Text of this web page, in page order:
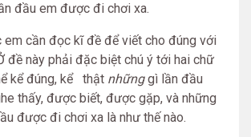
đầu em được đi chơi xa.
em cần đọc kĩ đề để viết cho đúng với
đề này phải đặc biệt chú ý tới hai chữ
kể đúng, kể thật nhữnggì lần đầu
thấy, được biết, được gặp, và những
được đi chơi xa là như thế nào.